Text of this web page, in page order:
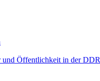
Öffentlichkeit in der DDR